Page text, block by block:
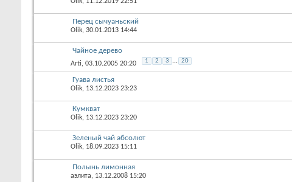
Перец сычуаньский
Olik, 30.01.2013 14:44
Чайное дерево
Arti, 03.10.2005 20:20 1 2 3 ... 20
Гуава листья
Olik, 13.12.2023 23:23
Кумкват
Olik, 13.12.2023 23:20
Зеленый чай абсолют
Olik, 18.09.2023 15:11
Полынь лимонная
аэлита, 13.12.2008 15:20